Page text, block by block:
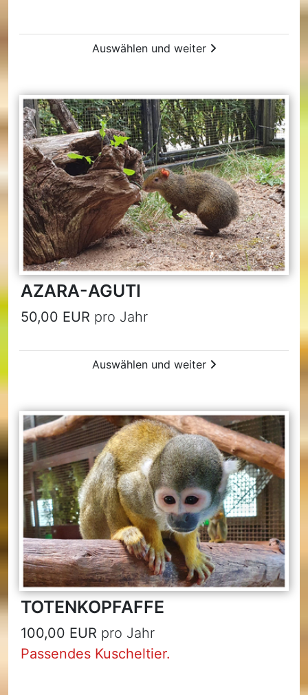
Auswählen und weiter
AZARA-AGUTI
50,00 EUR pro Jahr
Auswählen und weiter
TOTENKOPFAFFE
100,00 EUR pro Jahr
Passendes Kuscheltier.